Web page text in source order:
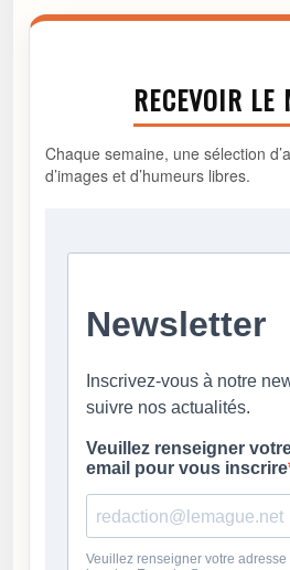
RECEVOIR LE
Chaque semaine, une sélection
d’images et d’humeurs libres.